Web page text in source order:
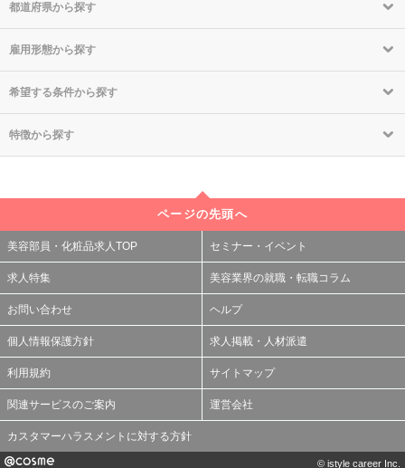
都道府県から探す
雇用形態から探す
希望する条件から探す
特徴から探す
ページの先頭へ
美容部員・化粧品求人TOP セミナー・イベント
求人特集 美容業界の就職・転職コラム
お問い合わせ ヘルプ
個人情報保護方針 求人掲載・人材派遣
利用規約 サイトマップ
関連サービスのご案内 運営会社
カスタマーハラスメントに対する方針
© istyle career Inc.